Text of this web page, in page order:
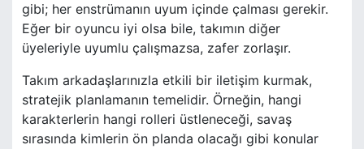
gibi; her enstrümanın uyum içinde çalması gerekir.
Eğer bir oyuncu iyi olsa bile, takımın diğer
üyeleriyle uyumlu çalışmazsa, zafer zorlaşır.
Takım arkadaşlarınızla etkili bir iletişim kurmak,
stratejik planlamanın temelidir. Örneğin, hangi
karakterlerin hangi rolleri üstleneceği, savaş
sırasında kimlerin ön planda olacağı gibi konular